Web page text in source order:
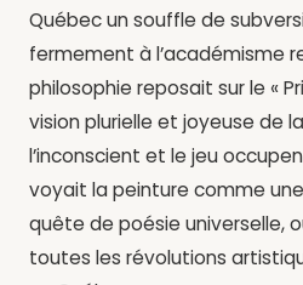
Québec un souffle de
fermement à l’académisme
philosophie reposait sur le «
vision plurielle et joyeuse de
l’inconscient et le jeu
voyait la peinture comme
quête de poésie universelle,
toutes les révolutions